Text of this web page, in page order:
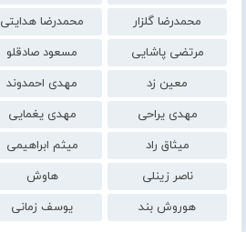
محمدرضا گلزار
محمدرضا هدایتی
مرتضی پاشایی
مسعود صادقلو
معین زد
مهدی احمدوند
مهدی یراحی
مهدی یغمایی
میثاق راد
میثم ابراهیمی
ناصر زینلی
هاوش
هوروش بند
یوسف زمانی